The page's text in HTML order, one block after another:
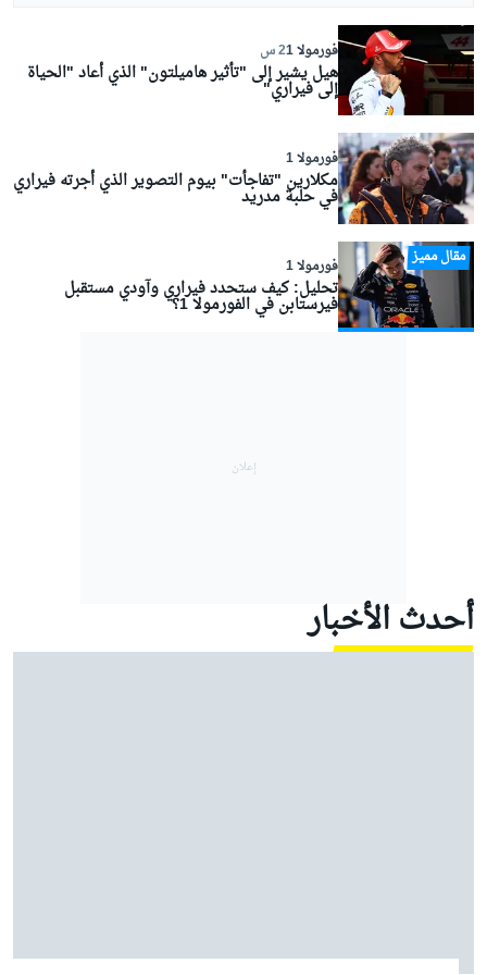
فورمولا 1 2 س
هيل يشير إلى "تأثير هاميلتون" الذي أعاد "الحياة
إلى فيراري"
فورمولا 1
مكلارين "تفاجأت" بيوم التصوير الذي أجرته فيراري
في حلبة مدريد
مقال مميز فورمولا 1
تحليل: كيف ستحدد فيراري وآودي مستقبل
فيرستابن في الفورمولا 1؟
أحدث الأخبار